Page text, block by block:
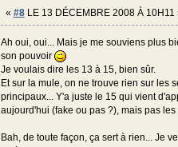
« #8LE 13 DÉCEMBRE 2008 À 10H11
Ah oui, oui... Mais je me souviens plus
son pouvoir
Je voulais dire les 13 à 15, bien sûr.
Et sur la mule, on ne trouve rien sur les
principaux... Y'a juste le 15 qui vient
aujourd'hui (fake ou pas ?), mais pas les
Bah, de toute façon, ça sert à rien... Je